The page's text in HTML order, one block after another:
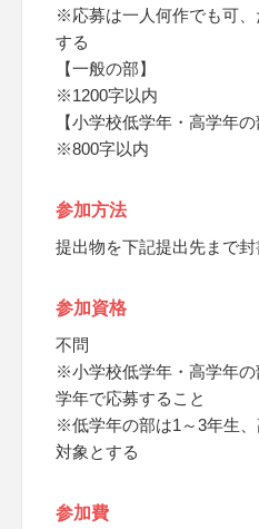
※応募は一人何作でも可、
する
【一般の部】
※1200字以内
【小学校低学年・高学年の
※800字以内
参加方法
提出物を下記提出先まで
参加資格
不問
※小学校低学年・高学年
学年で応募すること
※低学年の部は1～3年生
対象とする
参加費